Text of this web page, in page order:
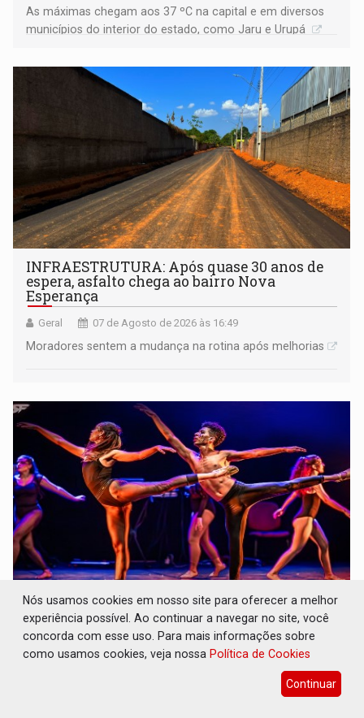
As máximas chegam aos 37 ºC na capital e em diversos
municípios do interior do estado, como Jaru e Urupá
INFRAESTRUTURA: Após quase 30 anos de
espera, asfalto chega ao bairro Nova
Esperança
Geral 07 de Agosto de 2026 às 16:49
Moradores sentem a mudança na rotina após melhorias
A ILHA: Coreografia de Rondônia estreia na
programação do Festival de Dança de
Joinville
Cultura 07 de Agosto de 2026 às 16:25
A movimentação cria uma metáfora visual sobre a
Nós usamos cookies em nosso site para oferecer a melhor
experiência possível. Ao continuar a navegar no site, você
concorda com esse uso. Para mais informações sobre
como usamos cookies, veja nossa Política de Cookies
Continuar